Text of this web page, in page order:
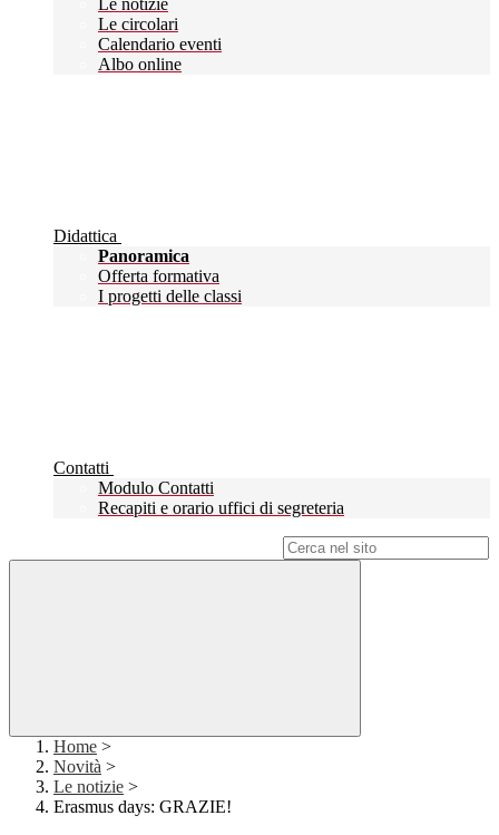
Le notizie
Le circolari
Calendario eventi
Albo online
Didattica
Panoramica
Offerta formativa
I progetti delle classi
Contatti
Modulo Contatti
Recapiti e orario uffici di segreteria
Home >
Novità >
Le notizie >
Erasmus days: GRAZIE!